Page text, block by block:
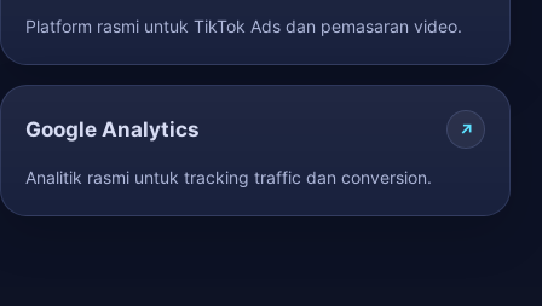
Platform rasmi untuk TikTok Ads dan pemasaran video.
Google Analytics
Analitik rasmi untuk tracking traffic dan conversion.